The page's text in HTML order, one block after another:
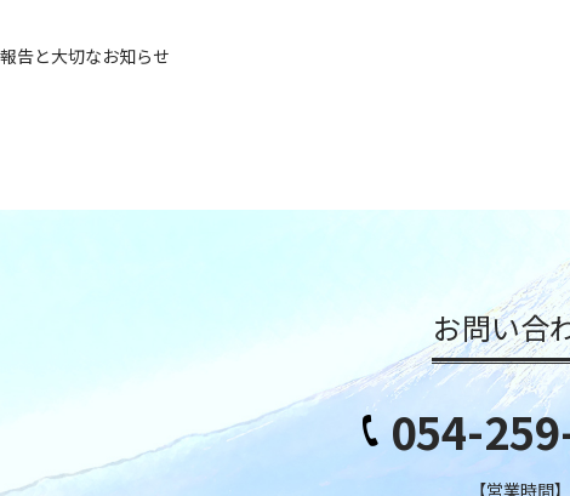
告と大切なお知らせ
お問い合
054-
【営業時間】